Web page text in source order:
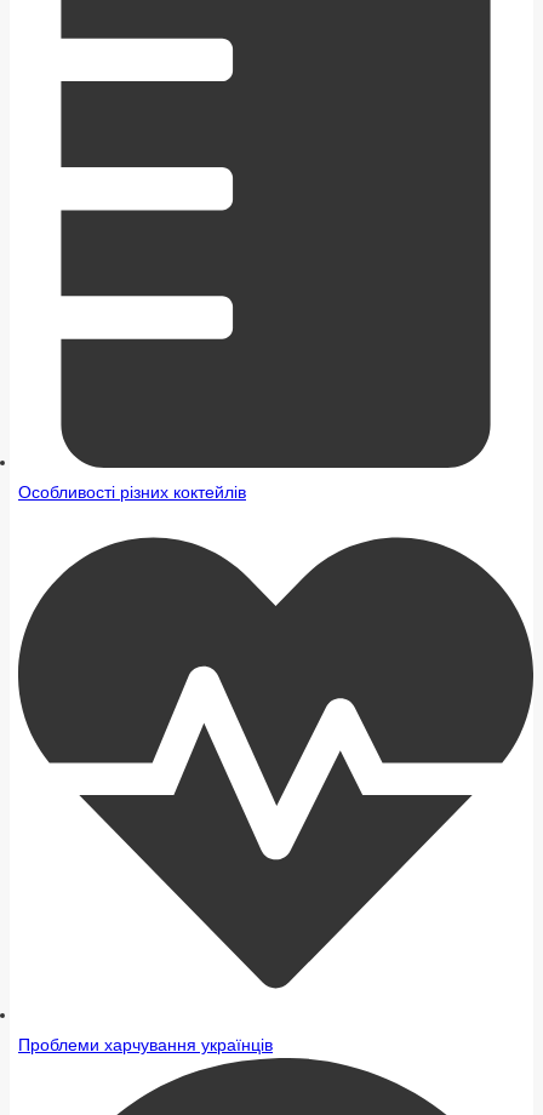
Особливості різних коктейлів
Проблеми харчування українців